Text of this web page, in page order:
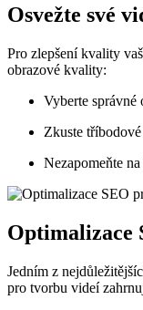
Osvežte své
Pro zlepšení kvality
obrazové kvality:
Vyberte
Zkuste
Nezapomeňte
Optimalizace
Jedním z
pro tvorbu videí